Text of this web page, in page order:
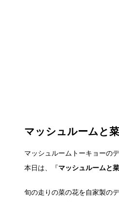
マッシュルームと
マッシュルームトーキョーの
本日は、『 マッシュルームと
旬の走りの菜の花を自家製の